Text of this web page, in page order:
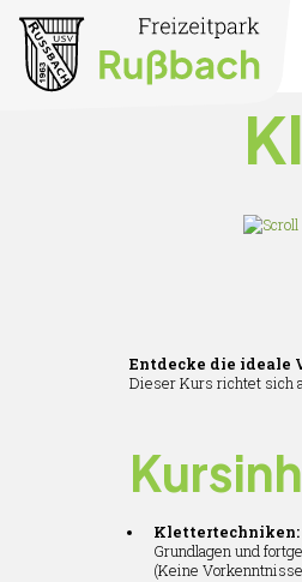
Entdecke die ideale
Dieser Kurs richtet sich
Klettertechniken:
Grundlagen und
(Keine